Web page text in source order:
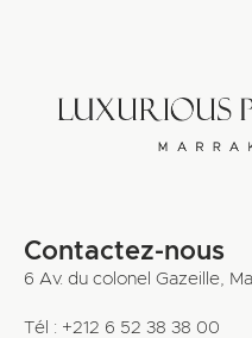
Contactez-nous
6 Av. du colonel Gazeille,
Tél : +212 6 52 38 38 00